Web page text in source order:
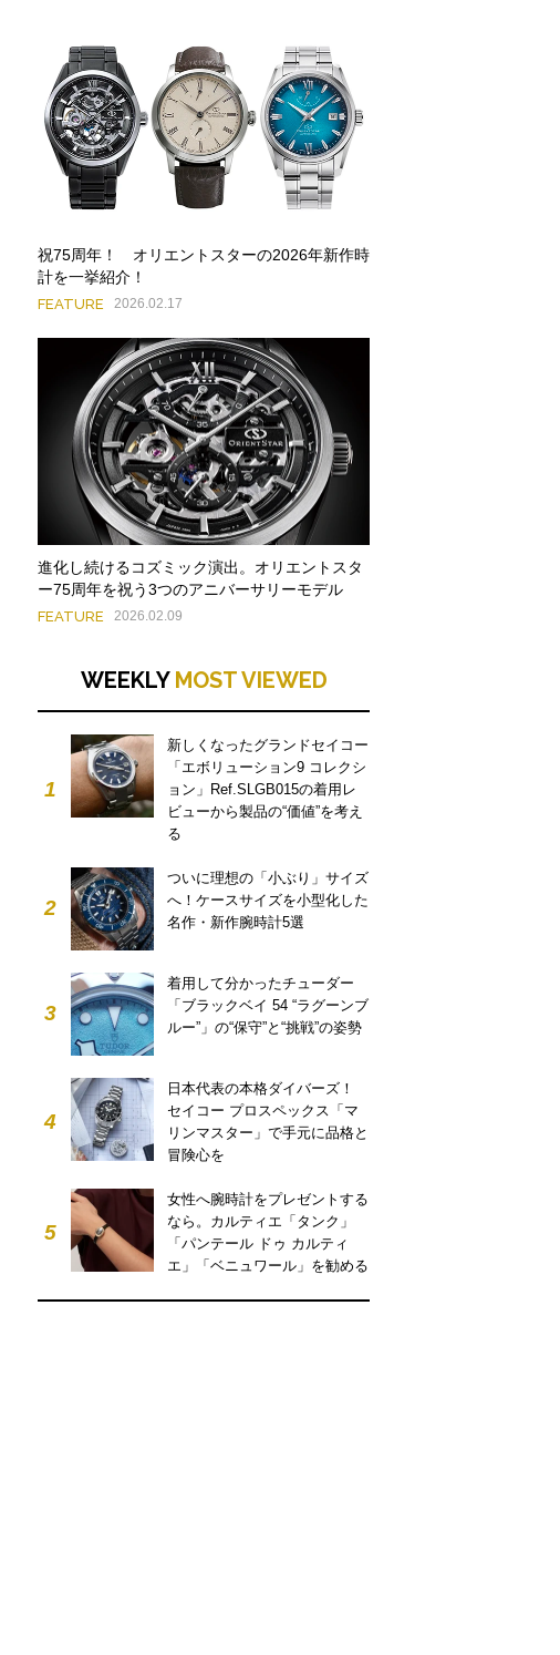
祝75周年！ オリエントスターの2026年新作時
計を一挙紹介！
FEATURE 2026.02.17
進化し続けるコズミック演出。オリエントスタ
ー75周年を祝う3つのアニバーサリーモデル
FEATURE 2026.02.09
WEEKLY MOST VIEWED
1
新しくなったグランドセイコー
「エボリューション9 コレクシ
ョン」Ref.SLGB015の着用レ
ビューから製品の“価値”を考え
る
2
ついに理想の「小ぶり」サイズ
へ！ケースサイズを小型化した
名作・新作腕時計5選
3
着用して分かったチューダー
「ブラックベイ 54 “ラグーンブ
ルー”」の“保守”と“挑戦”の姿勢
4
日本代表の本格ダイバーズ！
セイコー プロスペックス「マ
リンマスター」で手元に品格と
冒険心を
5
女性へ腕時計をプレゼントする
なら。カルティエ「タンク」
「パンテール ドゥ カルティ
エ」「ベニュワール」を勧める